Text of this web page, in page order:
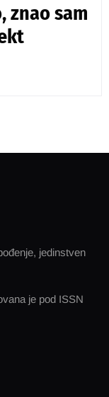
znao sam
jedinstven
je pod ISSN